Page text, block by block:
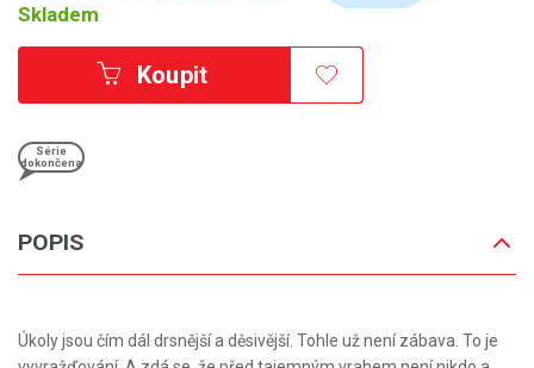
Skladem
Koupit
Série
dokončena
POPIS
Úkoly jsou čím dál drsnější a děsivější. Tohle už není zábava. To je